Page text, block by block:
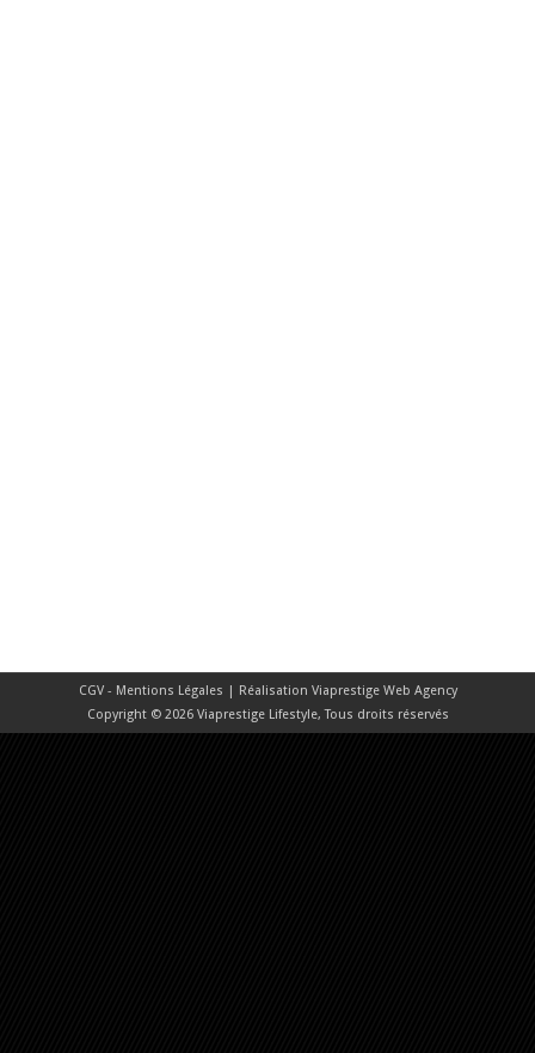
CGV - Mentions Légales | Réalisation Viaprestige Web Agency
Copyright © 2026 Viaprestige Lifestyle, Tous droits réservés